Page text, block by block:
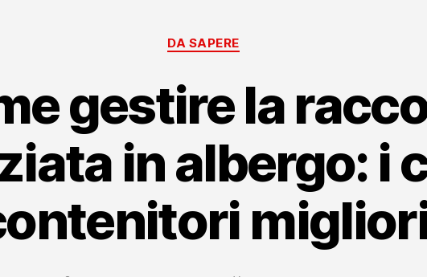
Categorie
DA SAPERE
gestire la
in albergo: i